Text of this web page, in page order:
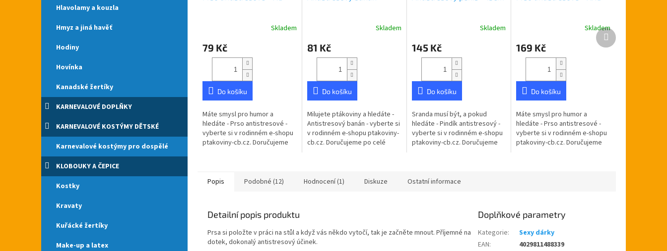
Hlavolamy a kouzla
Hmyz a jiná havěť
Hodiny
Hovínka
Kanadské žertíky
KARNEVALOVÉ DOPLŇKY
KARNEVALOVÉ KOSTÝMY DĚTSKÉ
Karnevalové kostýmy pro dospělé
KLOBOUKY A ČEPICE
Kostky
Kravaty
Kuřácké žertíky
Make-up a latex
produktu
hvězdiček.
Skladem
79 Kč
Do košíku
Máte smysl pro humor a
hledáte - Prso antistresové -
vyberte si v rodinném e-shopu
ptakoviny-cb.cz. Doručujeme
produktu
hvězdiček.
Skladem
81 Kč
Do košíku
Milujete ptákoviny a hledáte -
Antistresový banán - vyberte si
v rodinném e-shopu ptakoviny-
cb.cz. Doručujeme po celé
produktu
hvězdiček.
Skladem
145 Kč
Do košíku
Sranda musí být, a pokud
hledáte - Pindík antistresový -
vyberte si v rodinném e-shopu
ptakoviny-cb.cz. Doručujeme
Skladem
169 Kč
Do košíku
Máte smysl pro humor a
hledáte - Prso antistresové -
vyberte si v rodinném e-shopu
ptakoviny-cb.cz. Doručujeme
Další
produkt
Popis Podobné (12) Hodnocení (1) Diskuze Ostatní informace
Detailní popis produktu
Prsa si položte v práci na stůl a když vás někdo vytočí, tak je začněte mnout. Příjemné na
dotek, dokonalý antistresový účinek.
Doplňkové parametry
Kategorie:
Sexy dárky
EAN:
4029811488339